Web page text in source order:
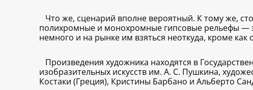
Что же, сценарий вполне вероятный. К тому же,
полихромные и монохромные гипсовые рельефы —
немного и на рынке им взяться неоткуда, кроме как
Произведения художника находятся в
изобразительных искусств им. А. С. Пушкина,
Костаки (Греция), Кристины Барбано и Альберто